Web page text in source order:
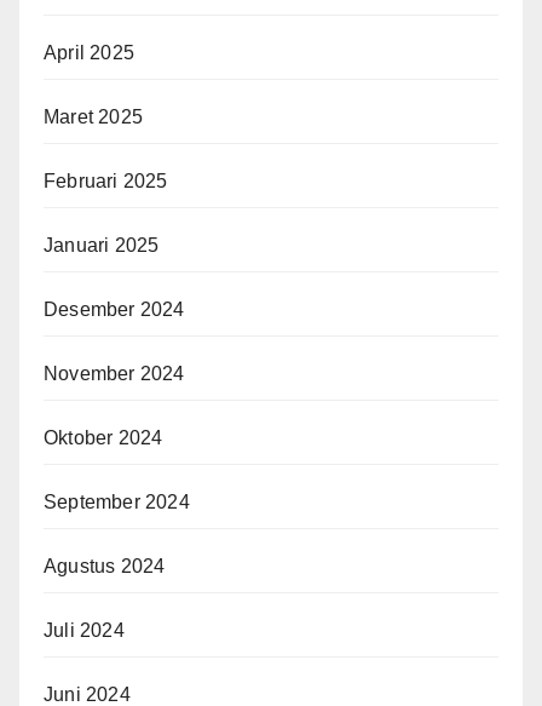
April 2025
Maret 2025
Februari 2025
Januari 2025
Desember 2024
November 2024
Oktober 2024
September 2024
Agustus 2024
Juli 2024
Juni 2024